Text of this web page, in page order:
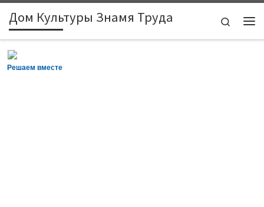
Skip to content
Дом Культуры Знамя Труда
Search
Решаем вместе